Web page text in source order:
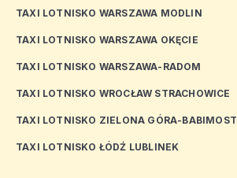
TAXI LOTNISKO WARSZAWA MODLIN
TAXI LOTNISKO WARSZAWA OKĘCIE
TAXI LOTNISKO WARSZAWA-RADOM
TAXI LOTNISKO WROCŁAW STRACHOWICE
TAXI LOTNISKO ZIELONA GÓRA-BABIMOST
TAXI LOTNISKO ŁÓDŹ LUBLINEK